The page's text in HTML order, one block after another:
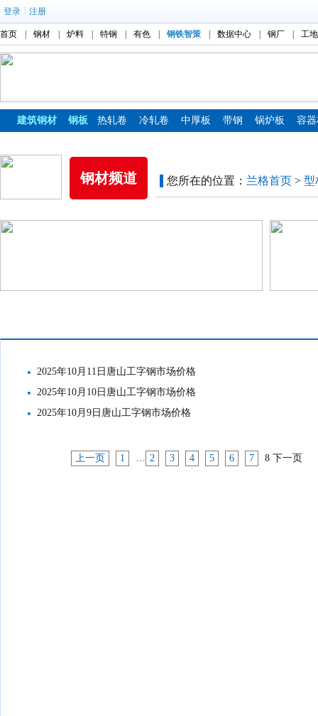
登录 注册
首页 钢材 炉料 特钢 有色 钢铁智策 数据中心 钢厂 工
建筑钢材 钢板 热轧卷 冷轧卷 中厚板 带钢 锅炉板 容
钢材频道 您所在的位置： 兰格首页 > 型
2025年10月11日唐山工字钢市场价格
2025年10月10日唐山工字钢市场价格
2025年10月9日唐山工字钢市场价格
上一页 1 … 2 3 4 5 6 7 8 下一页